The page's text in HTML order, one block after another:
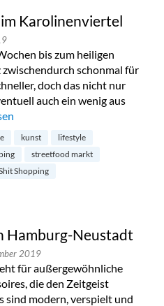
Karolinenviertel
bis zum heiligen
schonmal für
doch das nicht nur
auch ein wenig aus
Shopping im Karolinenviertel“
kunst
lifestyle
streetfood markt
Shopping
Hamburg-Neustadt
2019
für außergewöhnliche
die den Zeitgeist
sind modern, verspielt und